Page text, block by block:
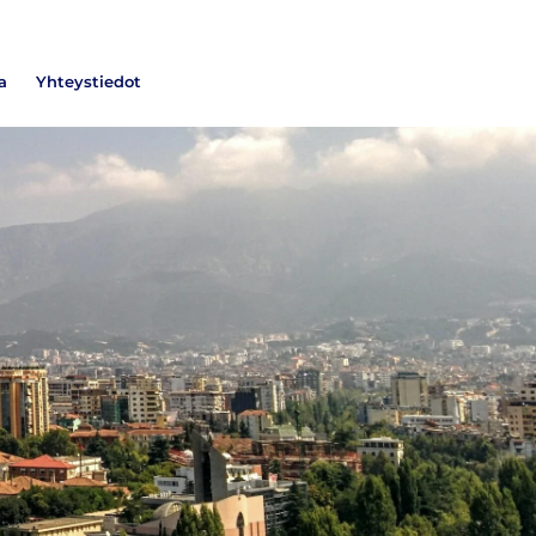
Yhteystiedot